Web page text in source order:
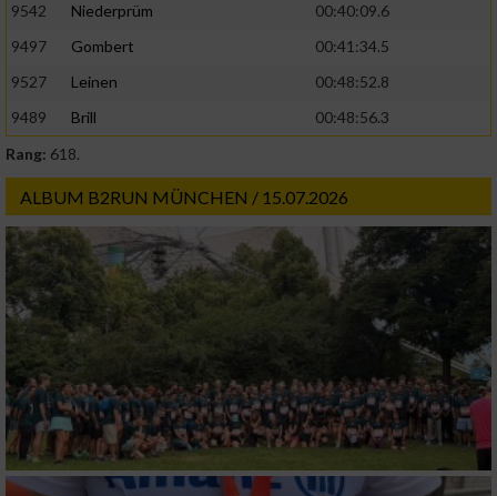
9542
Niederprüm
00:40:09.6
9497
Gombert
00:41:34.5
9527
Leinen
00:48:52.8
9489
Brill
00:48:56.3
Rang: 618.
ALBUM B2RUN MÜNCHEN / 15.07.2026